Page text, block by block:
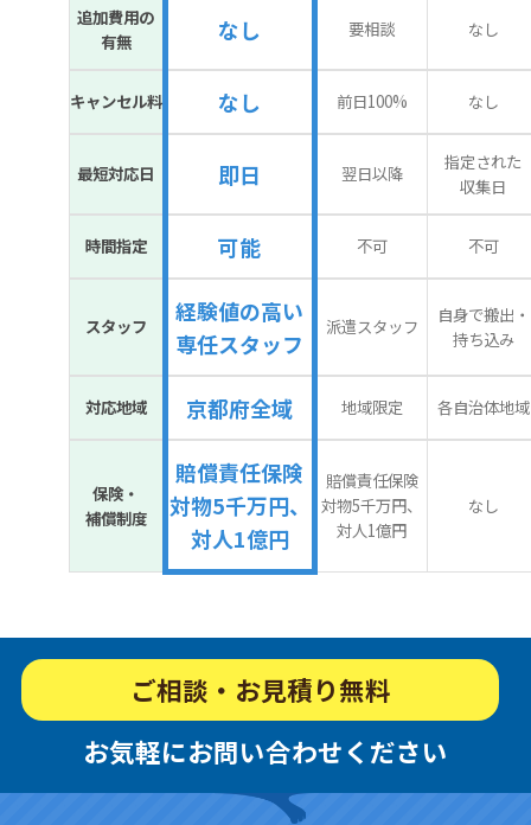
追加費用の
有無
なし 要相談 なし
キャンセル料 なし 前日100% なし
最短対応日 即日 翌日以降
指定された
収集日
時間指定 可能 不可 不可
スタッフ
経験値の高い
専任スタッフ
派遣スタッフ
自身で搬出・
持ち込み
対応地域 京都府全域 地域限定 各自治体地域
保険・
補償制度
賠償責任保険
対物5千万円、
対人1億円
賠償責任保険
対物5千万円、
対人1億円
なし
ご相談・お見積り無料
お気軽にお問い合わせください